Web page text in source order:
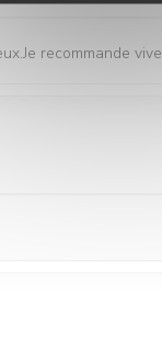
recommande